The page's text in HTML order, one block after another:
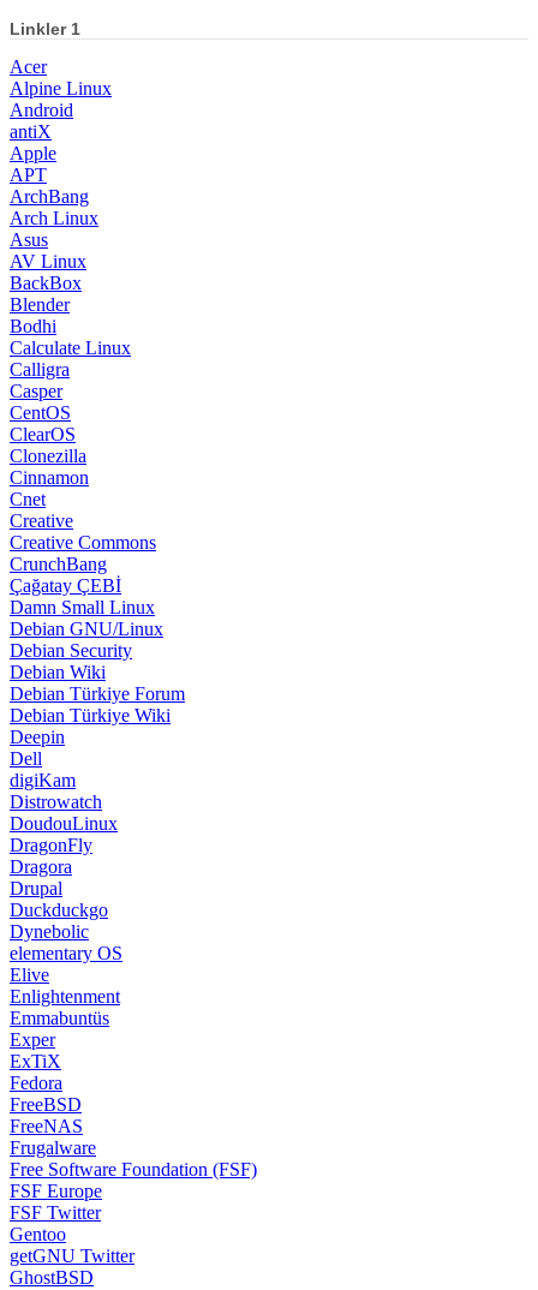
Linkler 1
Acer
Alpine Linux
Android
antiX
Apple
APT
ArchBang
Arch Linux
Asus
AV Linux
BackBox
Blender
Bodhi
Calculate Linux
Calligra
Casper
CentOS
ClearOS
Clonezilla
Cinnamon
Cnet
Creative
Creative Commons
CrunchBang
Çağatay ÇEBİ
Damn Small Linux
Debian GNU/Linux
Debian Security
Debian Wiki
Debian Türkiye Forum
Debian Türkiye Wiki
Deepin
Dell
digiKam
Distrowatch
DoudouLinux
DragonFly
Dragora
Drupal
Duckduckgo
Dynebolic
elementary OS
Elive
Enlightenment
Emmabuntüs
Exper
ExTiX
Fedora
FreeBSD
FreeNAS
Frugalware
Free Software Foundation (FSF)
FSF Europe
FSF Twitter
Gentoo
getGNU Twitter
GhostBSD